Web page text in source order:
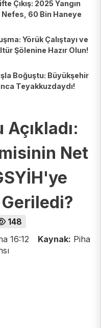
Çıkış: 2025 Yangın
60 Bin Haneye
Yörük Çalıştayı ve
Şölenine Hazır Olun!
Boğuştu: Büyükşehir
Teyakkuzdaydı!
Net
148
16:12 Kaynak: Piha